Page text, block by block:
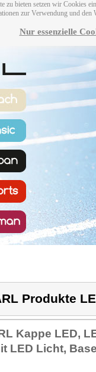
zu bieten setzen wir
zur Verwendung und
Nur essenzielle
Produkte
Kap­pe LED,
LED Licht,